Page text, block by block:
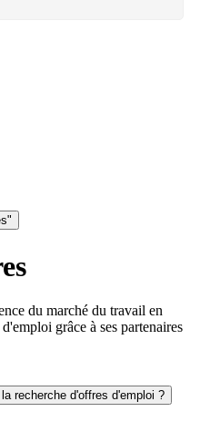
du marché du travail en
grâce à ses partenaires
recherche d'offres d'emploi ?